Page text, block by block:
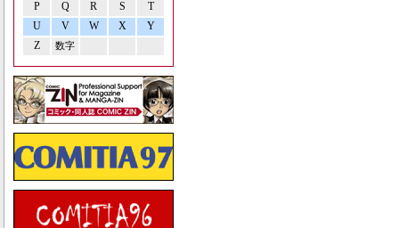
P Q R S
T
U
V W X
Y
Z
数字